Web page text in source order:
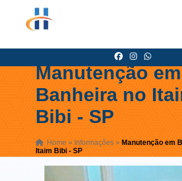
Manutenção em
Banheira no
Bibi - SP
Home » Informações » Manutenção em
Itaim Bibi - SP